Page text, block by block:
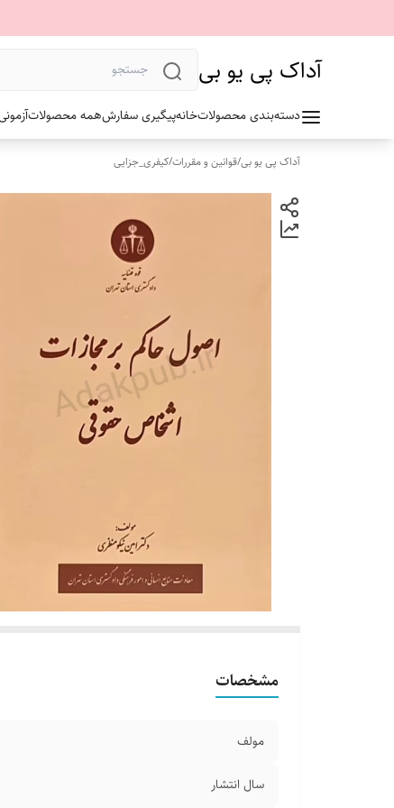
آداک پی یو بی
دسته‌بندی محصولاتخانهپیگیری سفارشهمه محصولات
آداک پی یو بی/قوانین و مقررات/کیفری_جزایی
مشخصات
مولف
سال انتشار